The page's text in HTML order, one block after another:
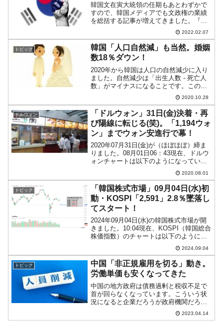
韓国文在寅大統領の任期もあとわずかで
すので、韓国メディアでも文政権の業績
を総括する記事が増えてきました。『ソ
ウル経済』が文政権の財政の成績を痛烈
に総括する記事を出しています。冒頭に
掲げた数字が以下です。政府負債：404兆
2,000億ウォン増...
2022.02.07
トピック
韓国「人口自然減」も当然。婚姻
数18％ダウン！
2020年から韓国は人口の自然減少に入り
ました。自然減少は「出生人数 - 死亡人
数」がマイナスになることです。この状
態のまま推移すると韓国の人口は減る一
方です。↓ご紹介したとおり、恐ろしいこ
とに平均で毎月1,500人ずつ人口が減って
います。...
2020.10.28
ドルウォン
「ドルウォン」31日(金)決着・再
び陽線に転じる(笑)。「1,194ウォ
ン」までウォン安進行で幕！
2020年07月31日(金)が（ほぼほぼ）締ま
りました。08月01日06：43現在、ドルウ
ォンチャートは以下のようになっていま
す（チャートは『Investing.com』より引
用：以下同）。陽線に転じました(笑)。
2020年07月最後の日は...
2020.08.01
トピック
「韓国株式市場」09月04日(水)初
動・KOSPI「2,591」2.8％墜落し
てスタート！
2024年09月04日(水)の韓国株式市場が開
きました。10:04現在、KOSPI（韓国総合
株価指数）のチャートは以下のようにな
『Investing.com』より引用）。大きくギ
ャップダウンして始まりました。本日の
始値...
2024.09.04
トピック
中国「非正規雇用を切る」動き。
労働単価も安くなってきた
中国の地方政府は債務過剰と税収不足で
首が回らなくなっています。こういう状
況になると企業だろうが政府機関だろう
が、考えることは同じです。「固定費の
削減」です。また、こういう不景気で経
2023.04.14